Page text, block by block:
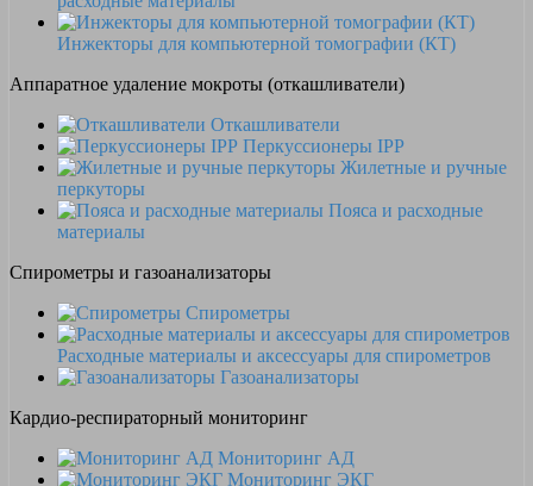
Инжекторы для компьютерной томографии (КТ)
Аппаратное удаление мокроты (откашливатели)
Откашливатели
Перкуссионеры IPP
Жилетные и ручные
перкуторы
Пояса и расходные
материалы
Спирометры и газоанализаторы
Спирометры
Расходные материалы и аксессуары для спирометров
Газоанализаторы
Кардио-респираторный мониторинг
Мониторинг АД
Мониторинг ЭКГ